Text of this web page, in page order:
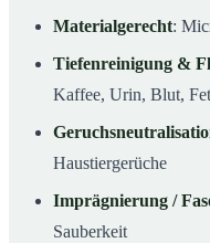
Materialgerecht:
Tiefenreinigung &
Kaffee, Urin, Blut,
Haustiergerüche
Imprägnierung /
Sauberkeit